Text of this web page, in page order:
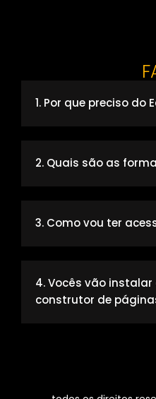
1. Por que preciso do
2. Quais são as
3. Como vou ter
4. Vocês vão
construtor de